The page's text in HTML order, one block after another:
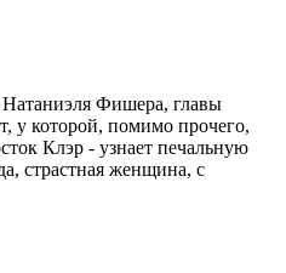
Фишера, главы
у которой, помимо прочего,
Клэр - узнает печальную
страстная женщина, с